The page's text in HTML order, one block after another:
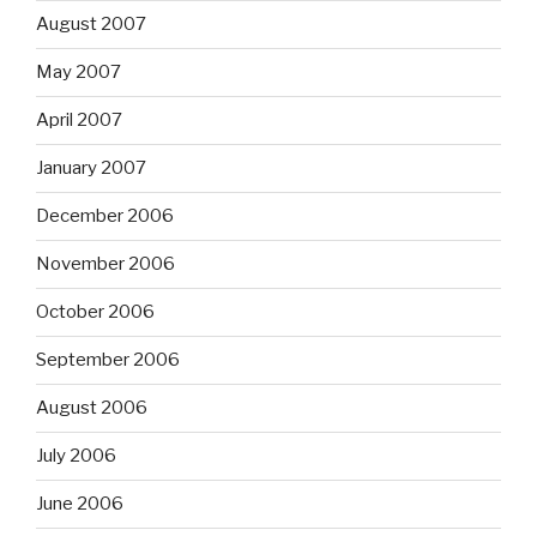
August 2007
May 2007
April 2007
January 2007
December 2006
November 2006
October 2006
September 2006
August 2006
July 2006
June 2006